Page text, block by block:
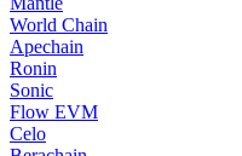
World Chain
Apechain
Ronin
Sonic
Flow EVM
Celo